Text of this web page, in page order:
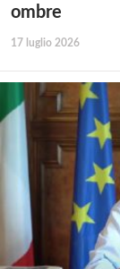
ombre
17 luglio 2026